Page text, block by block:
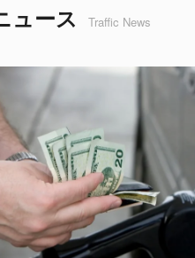
ュース Traffic News